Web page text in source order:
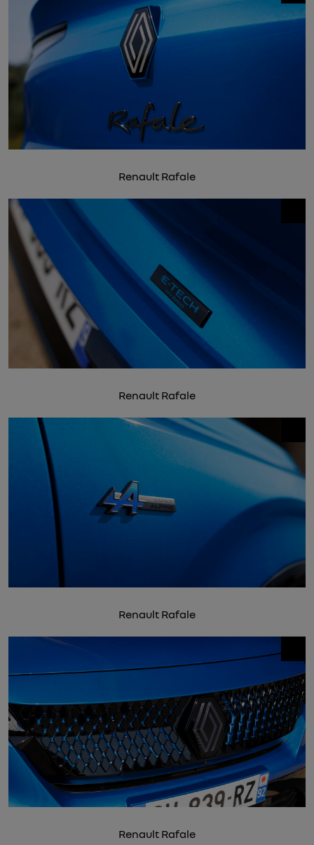
Renault Rafale
Renault Rafale
Renault Rafale
Renault Rafale